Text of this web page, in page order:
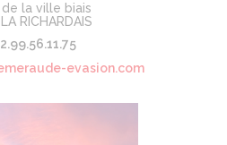
de la ville biais
RICHARDAIS
evasion.com